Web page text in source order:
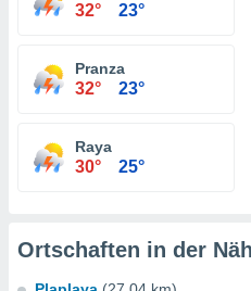
32° 23°
Pranza
32° 23°
Raya
30° 25°
Ortschaften in der